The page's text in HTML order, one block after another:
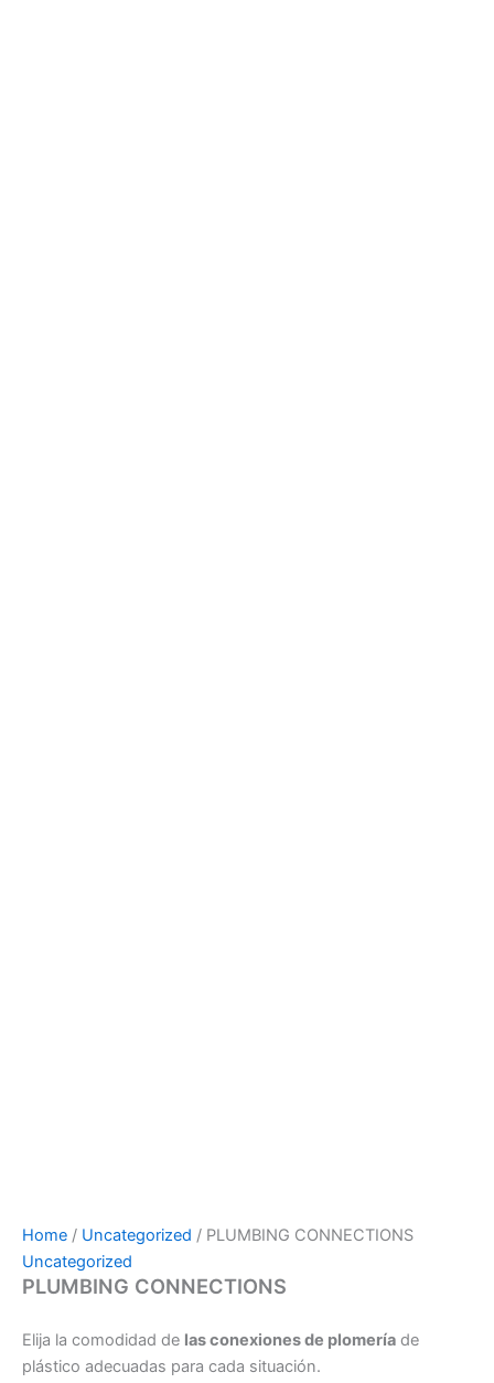
Home / Uncategorized / PLUMBING CONNECTIONS
Uncategorized
PLUMBING CONNECTIONS
Elija la comodidad de las conexiones de plomería de
plástico adecuadas para cada situación.